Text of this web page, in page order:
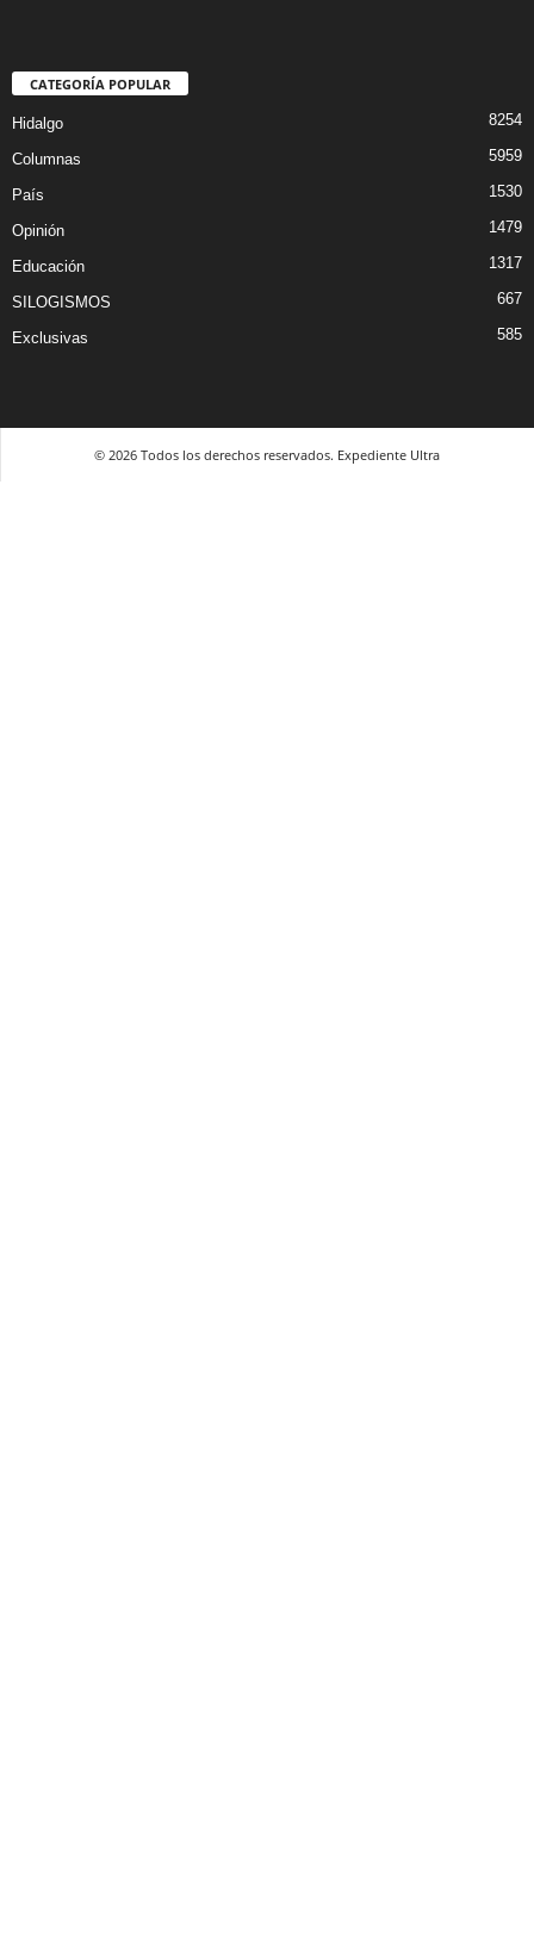
CATEGORÍA POPULAR
Hidalgo 8254
Columnas 5959
País 1530
Opinión 1479
Educación 1317
SILOGISMOS 667
Exclusivas 585
© 2026 Todos los derechos reservados. Expediente Ultra